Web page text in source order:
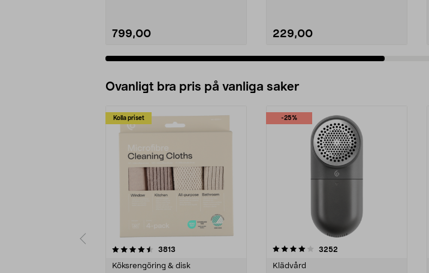
799,00 229,00
Ovanligt bra pris på vanliga saker
Kolla priset
3813
Köksrengöring & disk
-25%
4.0av 5 stjärnor 3252
Klädvård
4.5av 5 stjärnor